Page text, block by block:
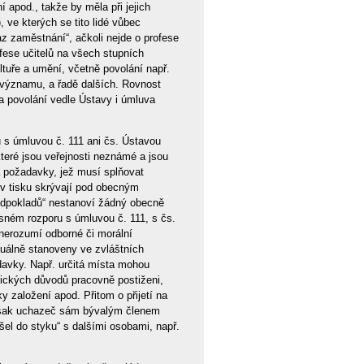
apod., takže by měla při jejich
ve kterých se tito lidé vůbec
zaměstnání“, ačkoli nejde o profese
učitelů na všech stupních
a umění, včetně povolání např.
a řadě dalších. Rovnost
povolání vedle Ústavy i úmluva
úmluvou č. 111 ani čs. Ústavou
jsou veřejnosti neznámé a jsou
jež musí splňovat
tisku skrývají pod obecným
nestanoví žádný obecně
rozporu s úmluvou č. 111, s čs.
odborné či morální
stanoveny ve zvláštních
Např. určitá místa mohou
důvodů pracovně postiženi,
založení apod. Přitom o přijetí na
uchazeč sám bývalým členem
do styku“ s dalšími osobami, např.